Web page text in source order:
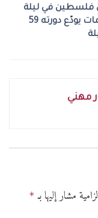
فلسطين في ليلة
اختتام مهرجان الحمامات ركح الحمامات يودّع دورته 59
مهني
مشار إليها بـ*